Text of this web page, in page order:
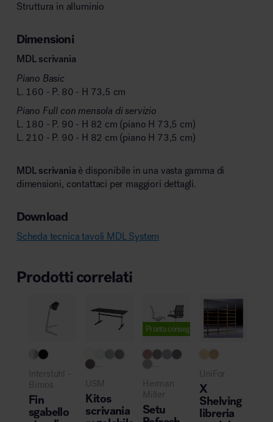
Struttura in alluminio
Dimensioni
MDL scrivania
Piano Basic
L. 160 - P. 80 - H 73,5 cm
Piano Full con mensola di servizio
L. 180 - P. 90 - H 82 cm (piano H 73,5 cm)
L. 210 - P. 90 - H 82 cm (piano H 73,5 cm)
MDL scrivania è disponibile in una vasta gamma di
dimensioni, contattaci per maggiori dettagli.
Download
Scheda tecnica tavoli MDL System
Prodotti correlati
Interstuhl -
Bimos
Fin
sgabello
USM
Kitos
scrivania
Pronta consegna
Herman
Miller
Setu
UniFor
X
Shelving
libreria